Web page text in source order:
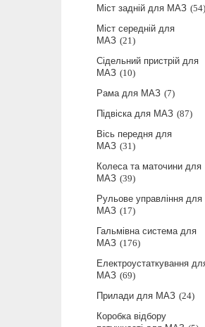
Міст задній для МАЗ 54
Міст середній для
МАЗ 21
Сідельний пристрій для
МАЗ
10
Рама для МАЗ 7
Підвіска для МАЗ 87
Вісь передня для
МАЗ 31
Колеса та маточини для
МАЗ 39
Рульове управління для
МАЗ
17
Гальмівна система для
МАЗ
176
Електроустаткування
МАЗ 69
Прилади для МАЗ 24
Коробка відбору